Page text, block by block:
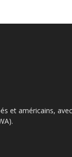
et américains,